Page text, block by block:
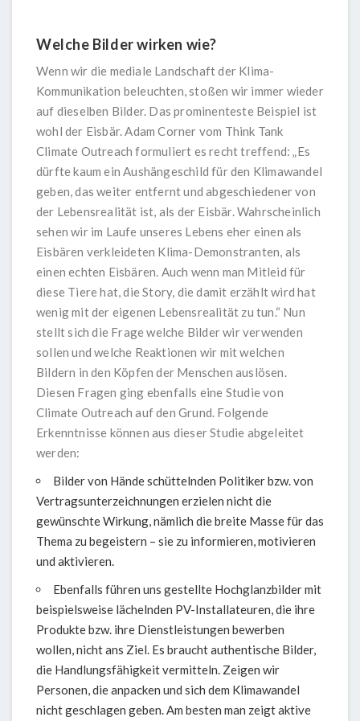
Welche Bilder wirken wie?
Wenn wir die mediale Landschaft der Klima-
Kommunikation beleuchten, stoßen wir immer wieder
auf dieselben Bilder. Das prominenteste Beispiel ist
wohl der Eisbär. Adam Corner vom Think Tank
Climate Outreach formuliert es recht treffend: „Es
dürfte kaum ein Aushängeschild für den Klimawandel
geben, das weiter entfernt und abgeschiedener von
der Lebensrealität ist, als der Eisbär. Wahrscheinlich
sehen wir im Laufe unseres Lebens eher einen als
Eisbären verkleideten Klima-Demonstranten, als
einen echten Eisbären. Auch wenn man Mitleid für
diese Tiere hat, die Story, die damit erzählt wird hat
wenig mit der eigenen Lebensrealität zu tun.“ Nun
stellt sich die Frage welche Bilder wir verwenden
sollen und welche Reaktionen wir mit welchen
Bildern in den Köpfen der Menschen auslösen.
Diesen Fragen ging ebenfalls eine Studie von
Climate Outreach auf den Grund. Folgende
Erkenntnisse können aus dieser Studie abgeleitet
werden:
Bilder von Hände schüttelnden Politiker bzw. von
Vertragsunterzeichnungen erzielen nicht die
gewünschte Wirkung, nämlich die breite Masse für das
Thema zu begeistern – sie zu informieren, motivieren
und aktivieren.
Ebenfalls führen uns gestellte Hochglanzbilder mit
beispielsweise lächelnden PV-Installateuren, die ihre
Produkte bzw. ihre Dienstleistungen bewerben
wollen, nicht ans Ziel. Es braucht authentische Bilder,
die Handlungsfähigkeit vermitteln. Zeigen wir
Personen, die anpacken und sich dem Klimawandel
nicht geschlagen geben. Am besten man zeigt aktive